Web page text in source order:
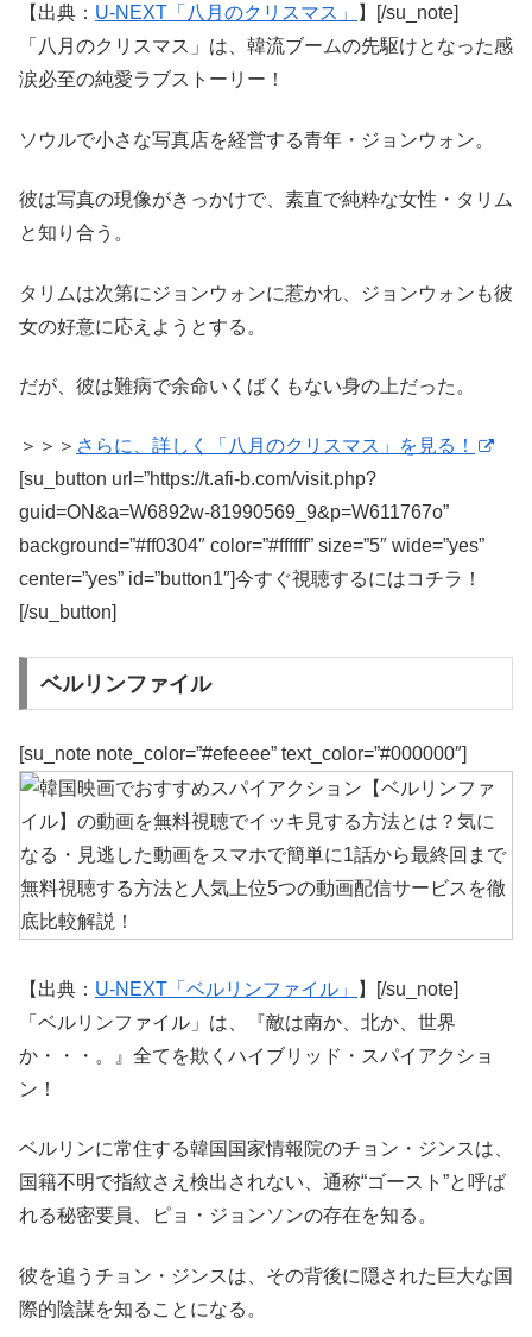
【出典： U-NEXT「八月のクリスマス」
】[/su_note]
「八月のクリスマス」は、韓流ブームの先駆けとなった感
涙必至の純愛ラブストーリー！
ソウルで小さな写真店を経営する青年・ジョンウォン。
彼は写真の現像がきっかけで、素直で純粋な女性・タリム
と知り合う。
タリムは次第にジョンウォンに惹かれ、ジョンウォンも彼
女の好意に応えようとする。
だが、彼は難病で余命いくばくもない身の上だった。
＞＞＞ さらに、詳しく「八月のクリスマス」を見る！
[su_button url=”https://t.afi-b.com/visit.php?
guid=ON&a=W6892w-81990569_9&p=W611767o”
background=”#ff0304″ color=”#ffffff” size=”5″ wide=”yes”
center=”yes” id=”button1″]今すぐ視聴するにはコチラ！
[/su_button]
ベルリンファイル
[su_note note_color=”#efeeee” text_color=”#000000″]
【出典： U-NEXT「ベルリンファイル」
】[/su_note]
「ベルリンファイル」は、『敵は南か、北か、世界
か・・・。』全てを欺くハイブリッド・スパイアクショ
ン！
ベルリンに常住する韓国国家情報院のチョン・ジンスは、
国籍不明で指紋さえ検出されない、通称“ゴースト”と呼ば
れる秘密要員、ピョ・ジョンソンの存在を知る。
彼を追うチョン・ジンスは、その背後に隠された巨大な国
際的陰謀を知ることになる。